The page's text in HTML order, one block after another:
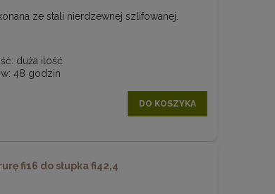
ze stali nierdzewnej szlifowanej.
duża ilość
48 godzin
DO KOSZYKA
fi16 do słupka fi42,4